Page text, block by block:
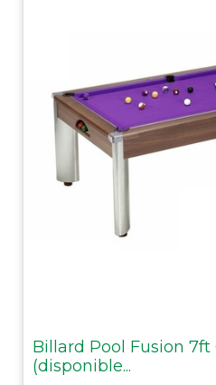
Billard Pool Fusion 7ft
(disponible...